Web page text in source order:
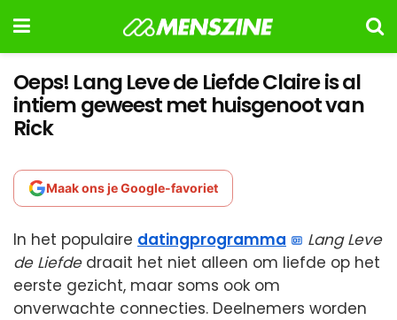
Oeps! Lang Leve de Liefde Claire is al
intiem geweest met huisgenoot van
Rick
Maak ons je Google-favoriet
In het populaire datingprogramma
Lang Leve
de Liefdedraait het niet alleen om liefde op het
eerste gezicht, maar soms ook om
onverwachte connecties. Deelnemers worden